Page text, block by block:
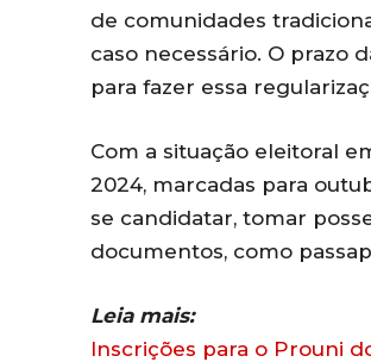
de comunidades
caso necessário. O prazo
para fazer essa
Com a situação eleitoral
2024, marcadas para
se candidatar, tomar
documentos, como
Leia mais:
Inscrições para o Prouni